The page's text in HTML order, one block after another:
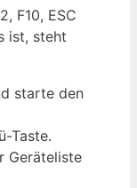
F10, ESC
ist, steht
starte den
Taste.
Geräteliste